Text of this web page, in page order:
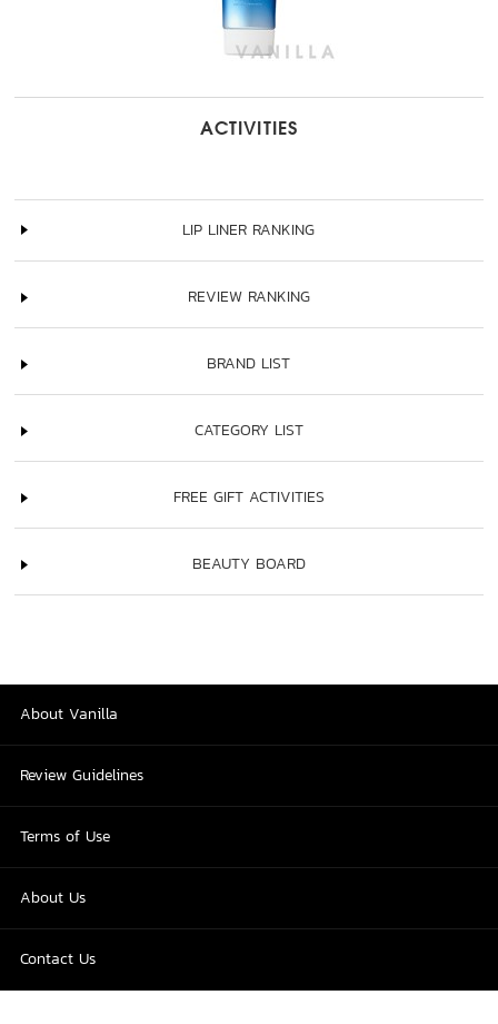
ACTIVITIES
LIP LINER RANKING
REVIEW RANKING
BRAND LIST
CATEGORY LIST
FREE GIFT ACTIVITIES
BEAUTY BOARD
About Vanilla
Review Guidelines
Terms of Use
About Us
Contact Us